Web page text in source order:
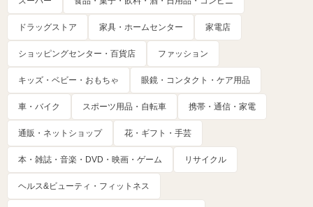
ドラッグストア 家具・ホームセンター 家電店
ショッピングセンター・百貨店 ファッション
キッズ・ベビー・おもちゃ 眼鏡・コンタクト・ケア用品
車・バイク スポーツ用品・自転車 携帯・通信・家電
通販・ネットショップ 花・ギフト・手芸
本・雑誌・音楽・DVD・映画・ゲーム リサイクル
ヘルス&ビューティ・フィットネス